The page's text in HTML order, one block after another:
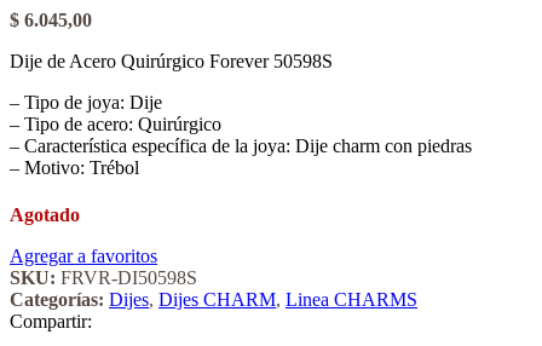
$ 6.045,00
Dije de Acero Quirúrgico Forever 50598S
– Tipo de joya: Dije
– Tipo de acero: Quirúrgico
– Característica específica de la joya: Dije charm con piedras
– Motivo: Trébol
Agotado
Agregar a favoritos
SKU: FRVR-DI50598S
Categorías: Dijes, Dijes CHARM, Linea CHARMS
Compartir: